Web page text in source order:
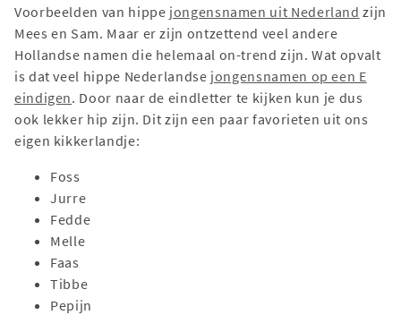
Voorbeelden van hippe jongensnamen uit Nederland zijn
Mees en Sam. Maar er zijn ontzettend veel andere
Hollandse namen die helemaal on-trend zijn. Wat opvalt
is dat veel hippe Nederlandse jongensnamen op een E
eindigen. Door naar de eindletter te kijken kun je dus
ook lekker hip zijn. Dit zijn een paar favorieten uit ons
eigen kikkerlandje:
Foss
Jurre
Fedde
Melle
Faas
Tibbe
Pepijn